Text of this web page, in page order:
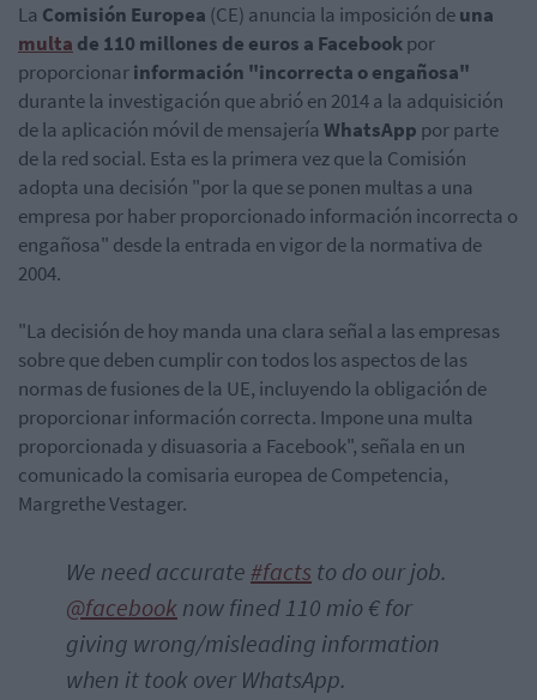
La Comisión Europea (CE) anuncia la imposición deuna
multa de 110 millones de euros a Facebookpor
proporcionarinformación "incorrecta o engañosa"
durante la investigación que abrió en 2014 a la adquisición
de la aplicación móvil de mensajería WhatsApp por parte
de la red social. Esta es la primera vez que la Comisión
adopta una decisión "por la que se ponen multas a una
empresa por haber proporcionado información incorrecta o
engañosa" desde la entrada en vigor de la normativa de
2004.
"La decisión de hoy manda una clara señal a las empresas
sobre que deben cumplir con todos los aspectos de las
normas de fusiones de la UE, incluyendo la obligación de
proporcionar información correcta. Impone una multa
proporcionada y disuasoria a Facebook", señala en un
comunicado la comisaria europea de Competencia,
Margrethe Vestager.
We need accurate #facts to do our job.
@facebook now fined 110 mio € for
giving wrong/misleading information
when it took over WhatsApp.